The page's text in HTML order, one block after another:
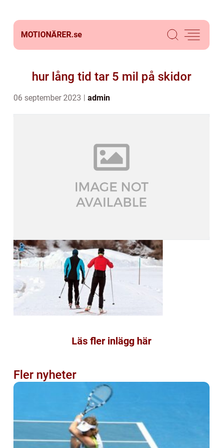
MOTIONÄRER.se
hur lång tid tar 5 mil på skidor
06 september 2023 admin
Läs fler inlägg här
Fler nyheter